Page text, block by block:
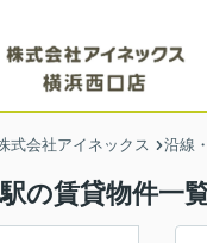
式会社アイネックス 沿線
の賃貸物件一